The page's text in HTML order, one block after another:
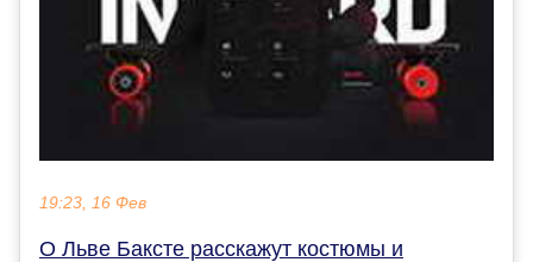
19:23, 16 Фев
О Льве Баксте расскажут костюмы и